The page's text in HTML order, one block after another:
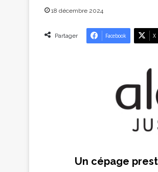
18 décembre 2024
Partager Facebook X
Un cépage